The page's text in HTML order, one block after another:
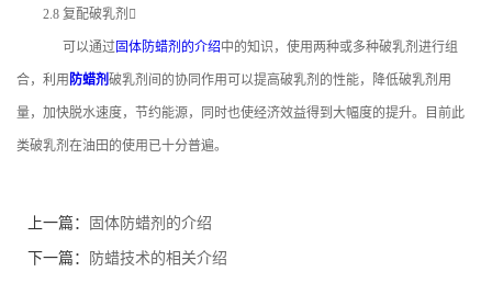
2.8 复配破乳剂
可以通过固体防蜡剂的介绍中的知识，使用两种或多种破乳剂进行组
合，利用 防蜡剂破乳剂间的协同作用可以提高破乳剂的性能，降低破乳剂用
量，加快脱水速度，节约能源，同时也使经济效益得到大幅度的提升。目前此
类破乳剂在油田的使用已十分普遍。
上一篇： 固体防蜡剂的介绍
下一篇： 防蜡技术的相关介绍